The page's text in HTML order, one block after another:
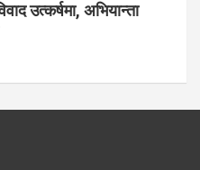
उत्कर्षमा, अभियान्ता